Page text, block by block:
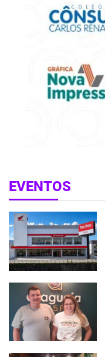
EVENTOS